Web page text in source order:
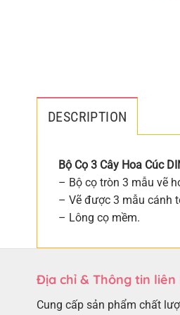
DESCRIPTION
Bộ Cọ 3 Cây Hoa Cúc
– Bộ cọ tròn 3 mẫu vẽ
– Vẽ được 3 mẫu cánh
– Lông cọ mềm.
Địa chỉ & Thông tin liên
Cung cấp sản phẩm chất